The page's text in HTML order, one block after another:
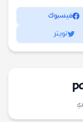
فيسبوك
تويتر